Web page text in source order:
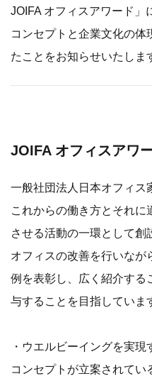
JOIFA オフィスアワード」
コンセプトと企業文化の体
たことをお知らせいたしま
JOIFA オフィスアワ
一般社団法人日本オフィス
これからの働き方とそれに
させる活動の一環として創
オフィスの改善を行いなが
例を表彰し、広く紹介する
与することを目指していま
・ウエルビーイングを実
コンセプトが立案されてい